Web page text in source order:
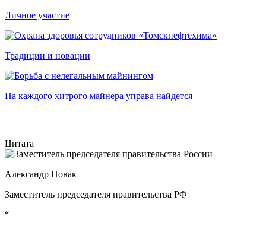
Личное участие
Традиции и новации
На каждого хитрого майнера управа найдется
Цитата
Александр Новак
Заместитель председателя правительства РФ
“